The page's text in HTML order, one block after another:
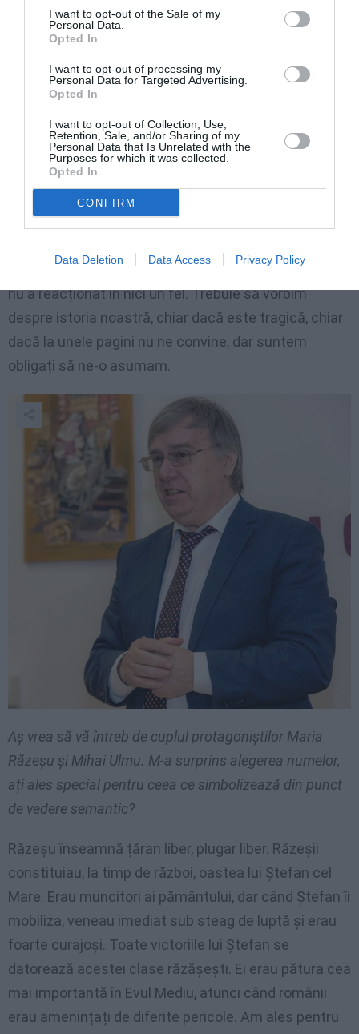
I want to opt-out of the Sale of my
Personal Data.
Opted In
I want to opt-out of processing my
Personal Data for Targeted Advertising.
Opted In
I want to opt-out of Collection, Use,
Retention, Sale, and/or Sharing of my
Personal Data that Is Unrelated with the
Purposes for which it was collected.
Opted In
CONFIRM
Data Deletion Data Access Privacy Policy
România. Chiar dacă unii consideră că ar trebui să
dreptul să tăceam despre marile noastre drame.
Cine știe că lângă Urali este un lagăr care se numea
Ivdel, unde au fost împușcați 22 000 de basarabeni.
Acolo au fost puși la zid preoți, primari, scriitori,
medici, ingineri, oameni cu studii superioare. La Katyn
tot globul știe ce s-a întâmplat, dar la Ivdel nu știe
nimeni. Am vorbit nu o dată în presă, am făcut apel la
măcar un însemn la Ivdel, regiunea Saratov. Nimeni
nu a reacționat în nici un fel. Trebuie să vorbim
despre istoria noastră, chiar dacă este tragică, chiar
dacă la unele pagini nu ne convine, dar suntem
obligați să ne-o asumam.
Aș vrea să vă întreb de cuplul protagoniștilor Maria
Răzeșu și Mihai Ulmu. M-a surprins alegerea numelor,
ați ales special pentru ceea ce simbolizează din punct
de vedere semantic?
Răzeșu înseamnă țăran liber, plugar liber. Răzeșii
constituiau, la timp de război, oastea lui Ștefan cel
Mare. Erau muncitori ai pământului, dar când Ștefan îi
mobiliza, veneau imediat sub steag de luptă și erau
foarte curajoși. Toate victoriile lui Ștefan se
datorează acestei clase răzășești. Ei erau pătura cea
mai importantă în Evul Mediu, atunci când românii
erau amenințați de diferite pericole. Am ales pentru